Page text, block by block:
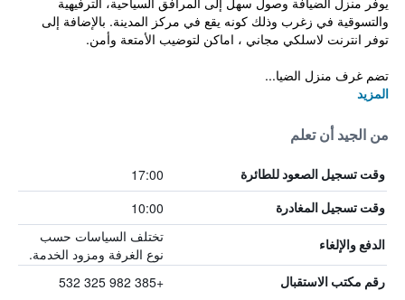
والتسوقية في زغرب وذلك كونه يقع في مركز المدينة. بالإضافة إلى
توفر انترنت لاسلكي مجاني ، اماكن لتوضيب الأمتعة وأمن.
تضم غرف منزل الضيا...
المزيد
من الجيد أن تعلم
وقت تسجيل الصعود للطائرة 17:00
وقت تسجيل المغادرة 10:00
الدفع والإلغاء
تختلف السياسات حسب
نوع الغرفة ومزود الخدمة.
رقم مكتب الاستقبال +385 982 325 532